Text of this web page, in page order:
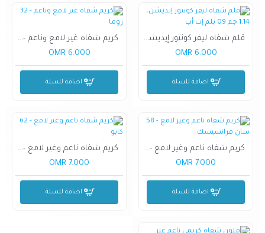
قلم شفاه ليفر كونتور إيديشن، 1.14 جم 09 بلم إت أب
6.000 OMR
اضافة للسلة
كريم شفاه غير لامع وناعم - 32 روما
6.000 OMR
اضافة للسلة
كريم شفاه ناعم وغير لامع - 58 سان فرانسيسك
7.000 OMR
اضافة للسلة
كريم شفاه ناعم وغير لامع - 62 كابو
7.000 OMR
اضافة للسلة